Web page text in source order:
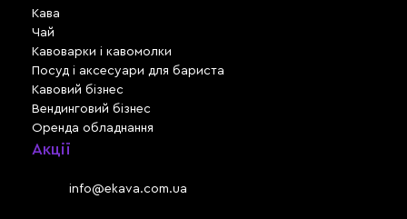
Кава
Чай
Кавоварки і кавомолки
Посуд і аксесуари для бариста
Кавовий бізнес
Вендинговий бізнес
Оренда обладнання
Акції
info@ekava.com.ua